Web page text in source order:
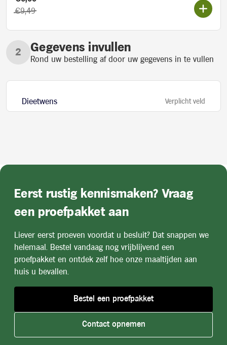
Oorspronkelijke prijs:
€9,49
Gegevens invullen
Rond uw bestelling af door uw gegevens in te vullen
Dieetwens Verplicht veld
Lekkere maaltijden met de vertrouwde
Zoutarm
Maaltijden met minder zout, speciaal
samengesteld voor een bewuste voeding
Eerst rustig kennismaken? Vraag
een proefpakket aan
Liever eerst proeven voordat u besluit? Dat snappen we
helemaal. Bestel vandaag nog vrijblijvend een
proefpakket en ontdek zelf hoe onze maaltijden aan
huis u bevallen.
Bestel een proefpakket
Contact opnemen